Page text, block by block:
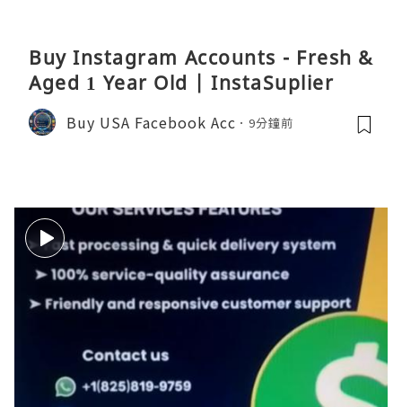
Buy Instagram Accounts - Fresh &
Aged 1 Year Old | InstaSuplier
Buy USA Facebook Acc 9分鐘前